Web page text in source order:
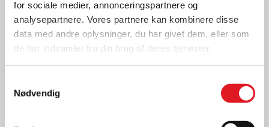
for sociale medier, annonceringspartnere og
analysepartnere. Vores partnere kan kombinere disse
data med andre oplysninger, du har givet dem, eller som
de har indsamlet fra din brug af deres tjenester.
Nødvendig